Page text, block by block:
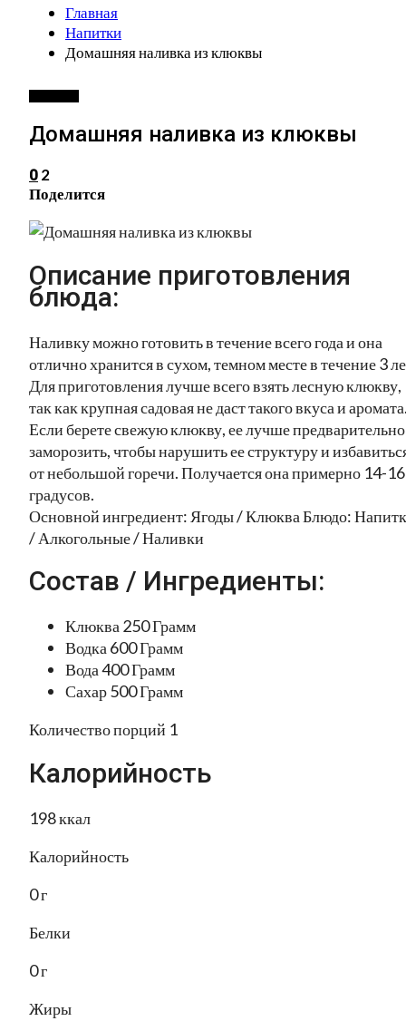
Главная
Напитки
Домашняя наливка из клюквы
Домашняя наливка из клюквы
0 2
Поделится
Описание приготовления
блюда:
Наливку можно готовить в течение всего года и она
отлично хранится в сухом, темном месте в течение 3
Для приготовления лучше всего взять лесную клюкву,
так как крупная садовая не даст такого вкуса и
Если берете свежую клюкву, ее лучше предварительно
заморозить, чтобы нарушить ее структуру и
от небольшой горечи. Получается она примерно 14-16
градусов.
Основной ингредиент: Ягоды / Клюква Блюдо:
/ Алкогольные / Наливки
Состав / Ингредиенты:
Клюква 250 Грамм
Водка 600 Грамм
Вода 400 Грамм
Сахар 500 Грамм
Количество порций 1
Калорийность
198 ккал
Калорийность
0 г
Белки
0 г
Жиры